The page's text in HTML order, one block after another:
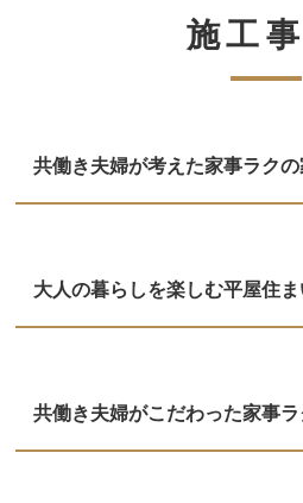
施工
共働き夫婦が考えた家事ラク
大人の暮らしを楽しむ平屋住
共働き夫婦がこだわった家事